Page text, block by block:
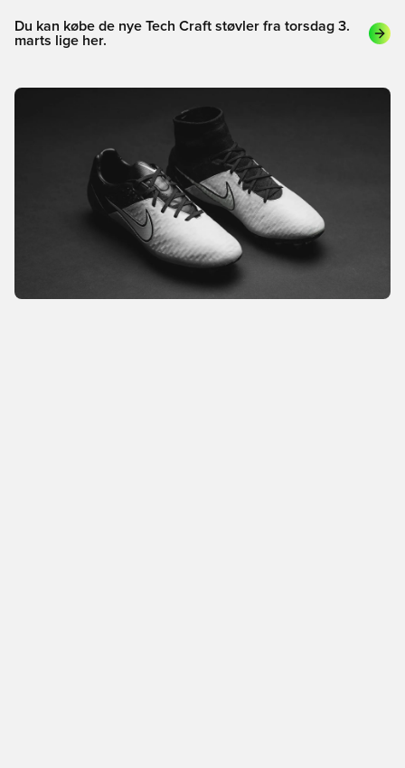
Du kan købe de nye Tech Craft støvler fra torsdag 3.
marts lige her.